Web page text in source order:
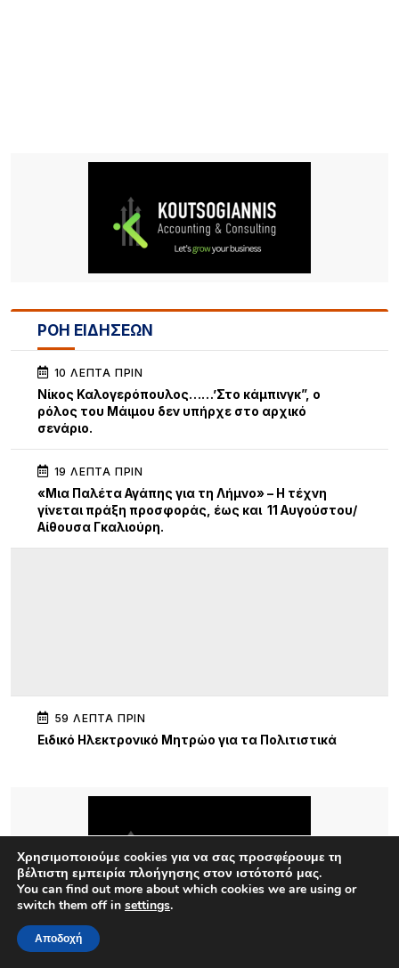
ΡΟΗ ΕΙΔΗΣΕΩΝ
10 ΛΕΠΤΆ ΠΡΙΝ
Νίκος Καλογερόπουλος……’Στο κάμπινγκ”, ο
ρόλος του Μάιμου δεν υπήρχε στο αρχικό
σενάριο.
19 ΛΕΠΤΆ ΠΡΙΝ
«Μια Παλέτα Αγάπης για τη Λήμνο» – Η τέχνη
γίνεται πράξη προσφοράς, έως και 11 Αυγούστου/
Αίθουσα Γκαλιούρη.
59 ΛΕΠΤΆ ΠΡΙΝ
Ειδικό Ηλεκτρονικό Μητρώο για τα Πολιτιστικά
1 ΏΡΑ ΠΡΙΝ
«Νόστος»: Αναβίωση της παραδοσιακής
επεξεργασίας σφουγγαριών στη Νέα Κούταλη/
Πέμπτη 13 Αυγούστου, 19:30 .
Ο Σύλλογος Φίλων της Παλιάς Μητρόπολης για
την ακύρωση εκτέλεση του έργου «Συντήρηση –
Χρησιμοποιούμε cookies για να σας προσφέρουμε τη
βέλτιστη εμπειρία πλοήγησης στον ιστότοπό μας.
You can find out more about which cookies we are using or
switch them off in settings.
Αποδοχή